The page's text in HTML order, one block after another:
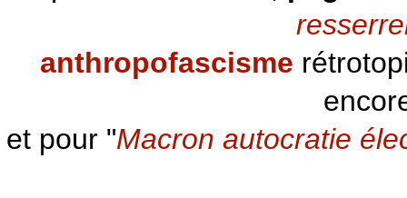
anthropofascisme
et pour "Macron autocratie